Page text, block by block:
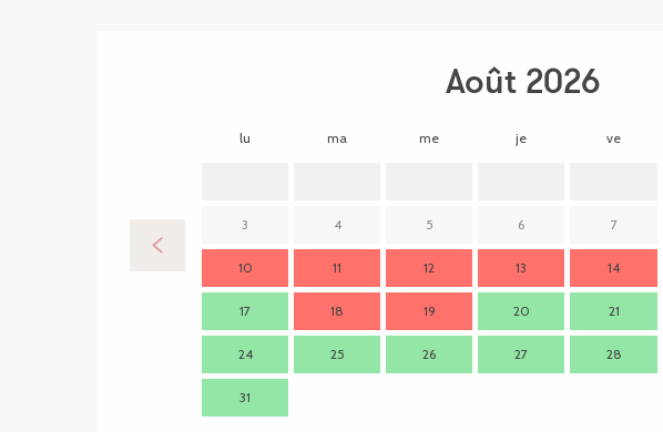
Août 2026
lu ma me je ve
3 4 5 6 7
10 11 12 13 14
17 18 19 20 21
24 25 26 27 28
31